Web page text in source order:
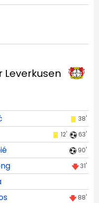
Leverkusen
38'
12' 63'
90'
31'
88'